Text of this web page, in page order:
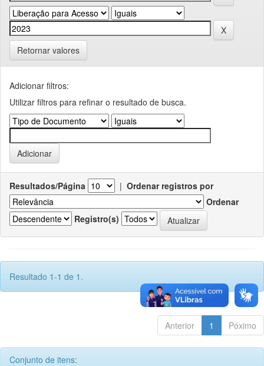
Retornar valores
Adicionar filtros:
Utilizar filtros para refinar o resultado de busca.
Resultados/Página | Ordenar registros por
Ordenar
Registro(s)
Resultado 1-1 de 1.
Anterior 1 Póximo
Conjunto de itens: